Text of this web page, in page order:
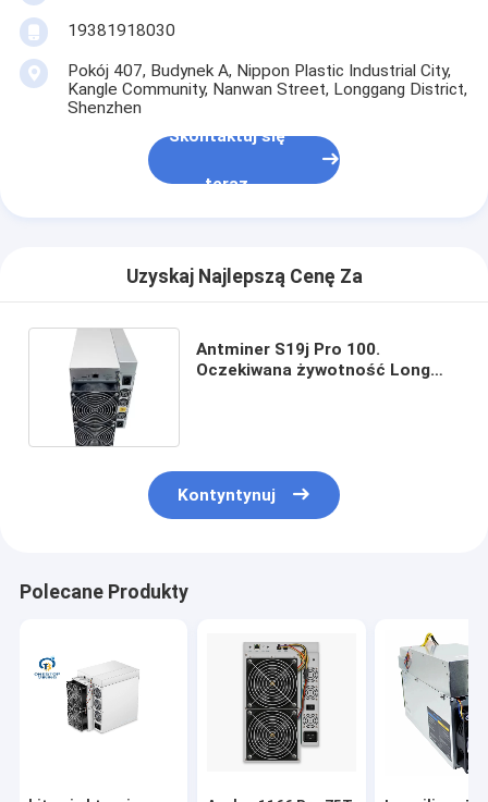
19381918030
Pokój 407, Budynek A, Nippon Plastic Industrial City,
Kangle Community, Nanwan Street, Longgang District,
Shenzhen
Skontaktuj się
teraz
Uzyskaj Najlepszą Cenę Za
Antminer S19j Pro 100.
Oczekiwana żywotność Long
Kontyntynuj
Polecane Produkty